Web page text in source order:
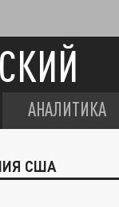
АНАЛИТИКА
США